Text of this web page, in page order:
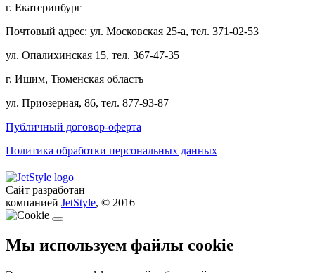
г. Екатеринбург
Почтовый адрес: ул. Московская 25-а, тел. 371-02-53
ул. Опалихинская 15, тел. 367-47-35
г. Ишим, Тюменская область
ул. Приозерная, 86, тел. 877-93-87
Публичный договор-оферта
Политика обработки персональных данных
Сайт разработан
компанией JetStyle, © 2016
Мы используем файлы cookie